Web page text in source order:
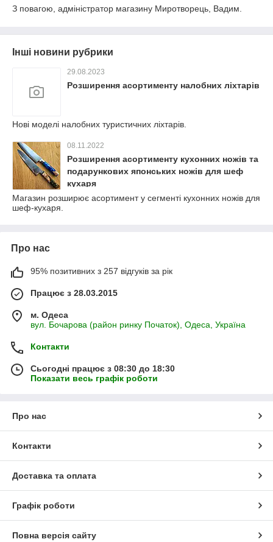
З повагою, адміністратор магазину Миротворець, Вадим.
Інші новини рубрики
29.08.2023
Розширення асортименту налобних ліхтарів
Нові моделі налобних туристичних ліхтарів.
08.11.2022
Розширення асортименту кухонних ножів та
подарункових японських ножів для шеф
кухаря
Магазин розширює асортимент у сегменті кухонних ножів для
шеф-кухаря.
Про нас
95% позитивних з 257 відгуків за рік
Працює з 28.03.2015
м. Одеса
вул. Бочарова (район ринку Початок), Одеса, Україна
Контакти
Сьогодні працює з 08:30 до 18:30
Показати весь графік роботи
Про нас
Контакти
Доставка та оплата
Графік роботи
Повна версія сайту